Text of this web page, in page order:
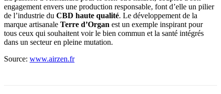
engagement envers une production responsable, font d’elle un pilier
de l’industrie du CBD haute qualité. Le développement de la
marque artisanale Terre d’Organ est un exemple inspirant pour
tous ceux qui souhaitent voir le bien commun et la santé intégrés
dans un secteur en pleine mutation.
Source: www.airzen.fr